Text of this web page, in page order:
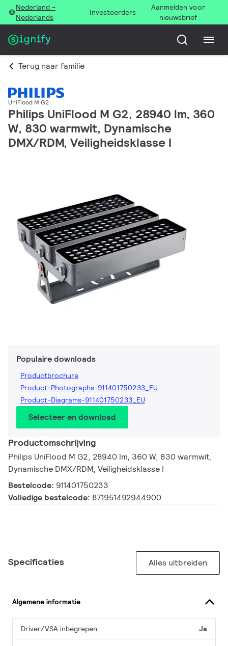
Nederland -
Nederlands
Investeerders
Aanmelden voor
nieuwsbrief
Terug naar familie
UniFlood M G2
Philips UniFlood M G2, 28940 lm, 360
W, 830 warmwit, Dynamische
DMX/RDM, Veiligheidsklasse I
Populaire downloads
Productbrochure
Product-Photographs-911401750233_EU
Product-Diagrams-911401750233_EU
Selecteer en download
Productomschrijving
Philips UniFlood M G2, 28940 lm, 360 W, 830 warmwit,
Dynamische DMX/RDM, Veiligheidsklasse I
Bestelcode: 911401750233
Volledige bestelcode: 871951492944900
Specificaties Alles uitbreiden
Algemene informatie
Driver/VSA inbegrepen Ja